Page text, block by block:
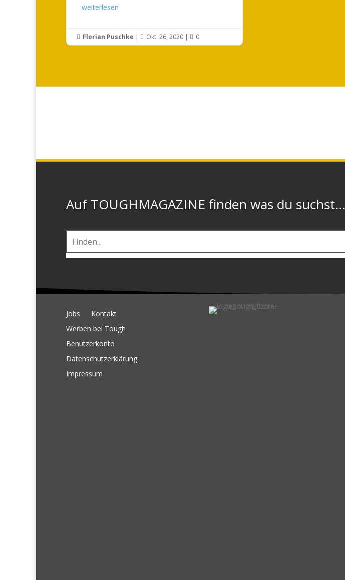
weiterlesen
 Florian Puschke |  Okt. 26, 2020 |  0
Auf TOUGHMAGAZINE finden was du suchst...
Jobs
Kontakt
Werben bei Tough
Benutzerkonto
Datenschutzerklärung
Impressum